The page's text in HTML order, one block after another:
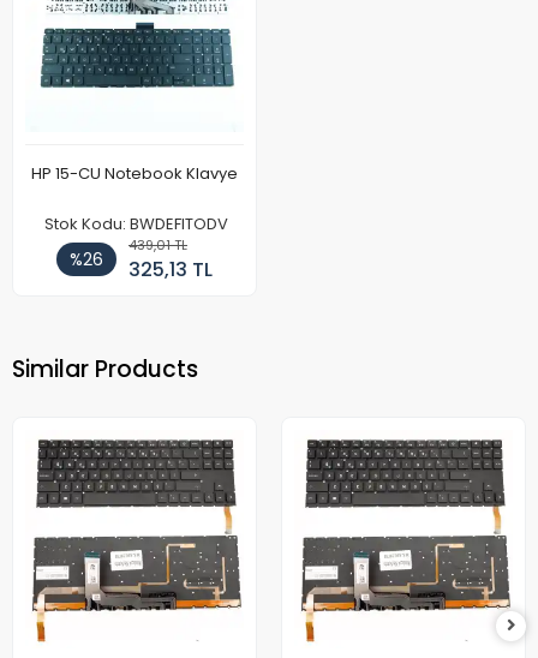
HP 15-CU Notebook Klavye
Stok Kodu: BWDEFITODV
%26
439,01 TL
325,13 TL
Similar Products